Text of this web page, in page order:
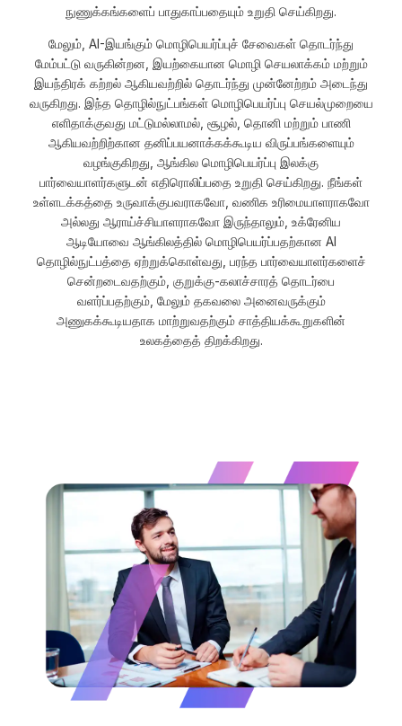
நுணுக்கங்களைப் பாதுகாப்பதையும் உறுதி செய்கிறது.
மேலும், AI-இயங்கும் மொழிபெயர்ப்புச் சேவைகள் தொடர்ந்து
மேம்பட்டு வருகின்றன, இயற்கையான மொழி செயலாக்கம் மற்றும்
இயந்திரக் கற்றல் ஆகியவற்றில் தொடர்ந்து முன்னேற்றம் அடைந்து
வருகிறது. இந்த தொழில்நுட்பங்கள் மொழிபெயர்ப்பு செயல்முறையை
எளிதாக்குவது மட்டுமல்லாமல், சூழல், தொனி மற்றும் பாணி
ஆகியவற்றிற்கான தனிப்பயனாக்கக்கூடிய விருப்பங்களையும்
வழங்குகிறது, ஆங்கில மொழிபெயர்ப்பு இலக்கு
பார்வையாளர்களுடன் எதிரொலிப்பதை உறுதி செய்கிறது. நீங்கள்
உள்ளடக்கத்தை உருவாக்குபவராகவோ, வணிக உரிமையாளராகவோ
அல்லது ஆராய்ச்சியாளராகவோ இருந்தாலும், உக்ரேனிய
ஆடியோவை ஆங்கிலத்தில் மொழிபெயர்ப்பதற்கான AI
தொழில்நுட்பத்தை ஏற்றுக்கொள்வது, பரந்த பார்வையாளர்களைச்
சென்றடைவதற்கும், குறுக்கு-கலாச்சாரத் தொடர்பை
வளர்ப்பதற்கும், மேலும் தகவலை அனைவருக்கும்
அணுகக்கூடியதாக மாற்றுவதற்கும் சாத்தியக்கூறுகளின்
உலகத்தைத் திறக்கிறது.